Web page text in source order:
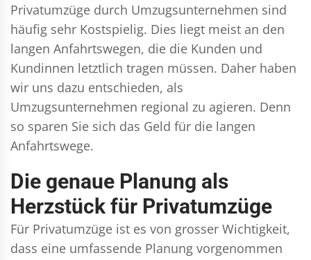
Privatumzüge durch Umzugsunternehmen sind
häufig sehr Kostspielig. Dies liegt meist an den
langen Anfahrtswegen, die die Kunden und
Kundinnen letztlich tragen müssen. Daher haben
wir uns dazu entschieden, als
Umzugsunternehmen regional zu agieren. Denn
so sparen Sie sich das Geld für die langen
Anfahrtswege.
Die genaue Planung als
Herzstück für Privatumzüge
Für Privatumzüge ist es von grosser Wichtigkeit,
dass eine umfassende Planung vorgenommen